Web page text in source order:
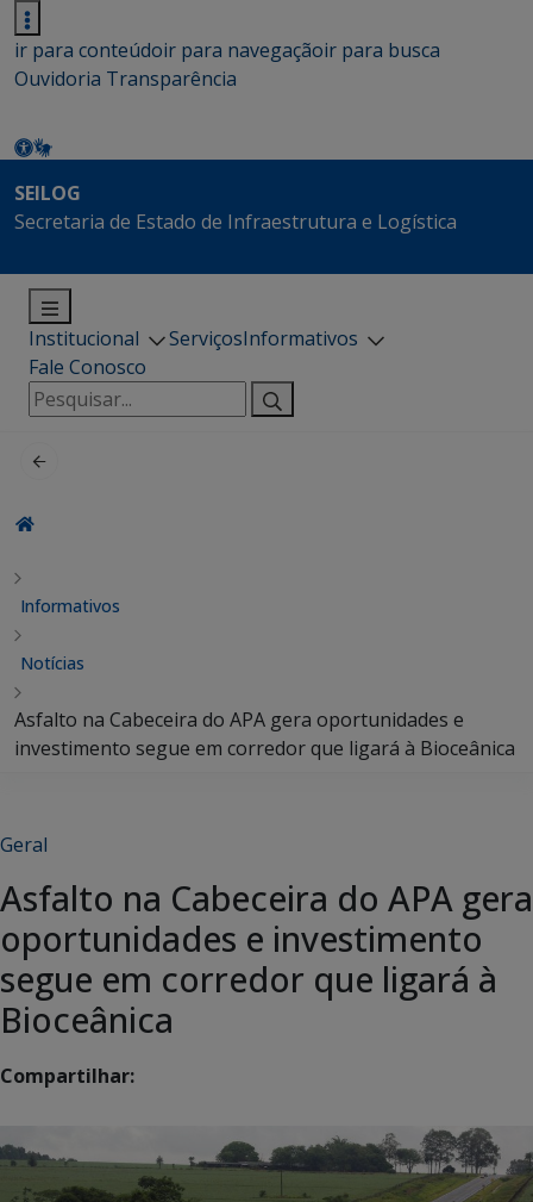
ir para conteúdoir para navegaçãoir para busca
Ouvidoria Transparência
SEILOG
Secretaria de Estado de Infraestrutura e Logística
Institucional ServiçosInformativos
Fale Conosco
Pesquisar
por:
Informativos
Notícias
Asfalto na Cabeceira do APA gera oportunidades e
investimento segue em corredor que ligará à Bioceânica
Geral
Asfalto na Cabeceira do APA gera
oportunidades e investimento
segue em corredor que ligará à
Bioceânica
Compartilhar: